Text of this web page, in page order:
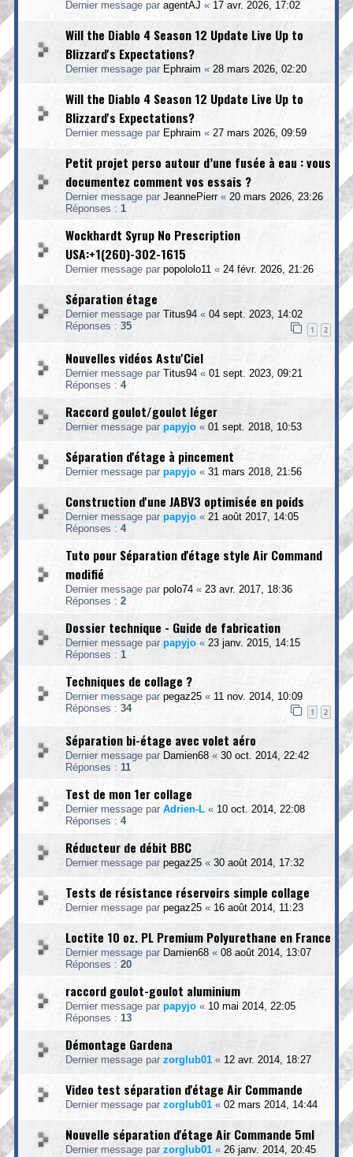
Dernier message par agentAJ « 17 avr. 2026, 17:02
Will the Diablo 4 Season 12 Update Live Up to
Blizzard's Expectations?
Dernier message par Ephraim « 28 mars 2026, 02:20
Will the Diablo 4 Season 12 Update Live Up to
Blizzard's Expectations?
Dernier message par Ephraim « 27 mars 2026, 09:59
Petit projet perso autour d’une fusée à eau : vous
documentez comment vos essais ?
Dernier message par JeannePierr« 20 mars 2026, 23:26
Réponses : 1
Wockhardt Syrup No Prescription
USA:+1(260)-302-1615
Dernier message par popololo11 « 24 févr. 2026, 21:26
Séparation étage
Dernier message par Titus94 « 04 sept. 2023, 14:02
Réponses : 35 1 2
Nouvelles vidéos Astu'Ciel
Dernier message par Titus94 « 01 sept. 2023, 09:21
Réponses : 4
Raccord goulot/goulot léger
Dernier message par papyjo « 01 sept. 2018, 10:53
Séparation d'étage à pincement
Dernier message par papyjo « 31 mars 2018, 21:56
Construction d'une JABV3 optimisée en poids
Dernier message par papyjo « 21 août 2017, 14:05
Réponses : 4
Tuto pour Séparation d'étage style Air Command
modifié
Dernier message par polo74 « 23 avr. 2017, 18:36
Réponses : 2
Dossier technique - Guide de fabrication
Dernier message par papyjo « 23 janv. 2015, 14:15
Réponses : 1
Techniques de collage ?
Dernier message par pegaz25 « 11 nov. 2014, 10:09
Réponses : 34 1 2
Séparation bi-étage avec volet aéro
Dernier message par Damien68 « 30 oct. 2014, 22:42
Réponses : 11
Test de mon 1er collage
Dernier message par Adrien-L « 10 oct. 2014, 22:08
Réponses : 4
Réducteur de débit BBC
Dernier message par pegaz25 « 30 août 2014, 17:32
Tests de résistance réservoirs simple collage
Dernier message par pegaz25 « 16 août 2014, 11:23
Loctite 10 oz. PL Premium Polyurethane en France
Dernier message par Damien68 « 08 août 2014, 13:07
Réponses : 20
raccord goulot-goulot aluminium
Dernier message par papyjo « 10 mai 2014, 22:05
Réponses : 13
Démontage Gardena
Dernier message par zorglub01 « 12 avr. 2014, 18:27
Video test séparation d'étage Air Commande
Dernier message par zorglub01 « 02 mars 2014, 14:44
Nouvelle séparation d'étage Air Commande 5ml
Dernier message par zorglub01 « 26 janv. 2014, 20:45